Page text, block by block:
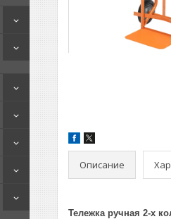
Описание
Тележка ручная 2-х